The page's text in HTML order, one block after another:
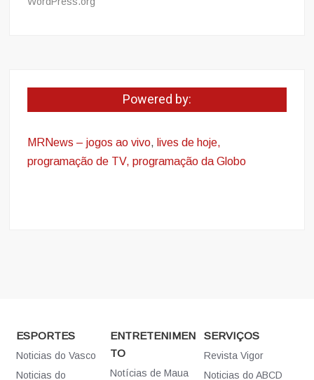
Powered by:
MRNews – jogos ao vivo, lives de hoje,
programação de TV, programação da Globo
ESPORTES
Noticias do Vasco
Noticias do
ENTRETENIMEN
TO
Notícias de Maua
SERVIÇOS
Revista Vigor
Noticias do ABCD